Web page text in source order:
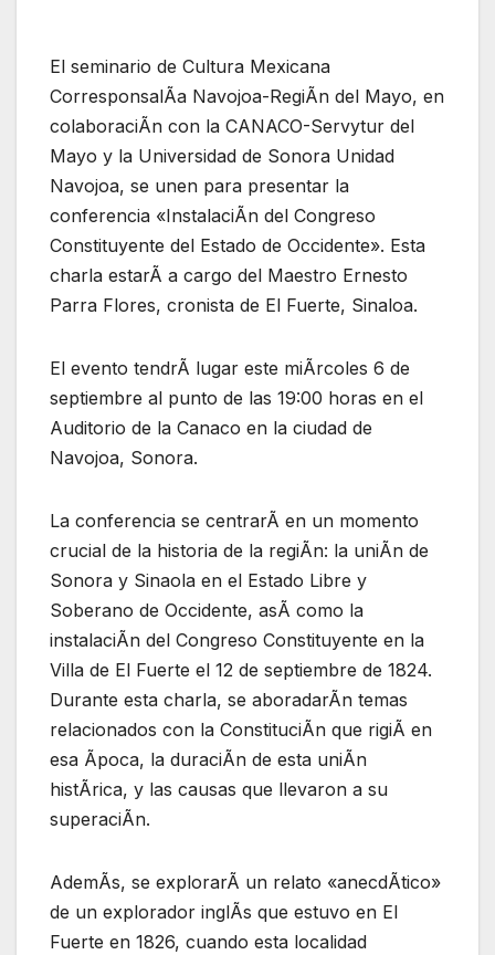
El seminario de Cultura Mexicana
CorresponsalÃa Navojoa-RegiÃn del Mayo, en
colaboraciÃn con la CANACO-Servytur del
Mayo y la Universidad de Sonora Unidad
Navojoa, se unen para presentar la
conferencia «InstalaciÃn del Congreso
Constituyente del Estado de Occidente». Esta
charla estarÃ a cargo del Maestro Ernesto
Parra Flores, cronista de El Fuerte, Sinaloa.
El evento tendrÃ lugar este miÃrcoles 6 de
septiembre al punto de las 19:00 horas en el
Auditorio de la Canaco en la ciudad de
Navojoa, Sonora.
La conferencia se centrarÃ en un momento
crucial de la historia de la regiÃn: la uniÃn de
Sonora y Sinaola en el Estado Libre y
Soberano de Occidente, asÃ como la
instalaciÃn del Congreso Constituyente en la
Villa de El Fuerte el 12 de septiembre de 1824.
Durante esta charla, se aboradarÃn temas
relacionados con la ConstituciÃn que rigiÃ en
esa Ãpoca, la duraciÃn de esta uniÃn
histÃrica, y las causas que llevaron a su
superaciÃn.
AdemÃs, se explorarÃ un relato «anecdÃtico»
de un explorador inglÃs que estuvo en El
Fuerte en 1826, cuando esta localidad